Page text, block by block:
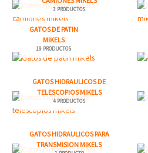
3 PRODUCTOS
GATOS DE PATIN
MIKELS
19 PRODUCTOS
GATOS HIDRAULICOS DE
TELESCOPIOS MIKELS
4 PRODUCTOS
GATOS HIDRAULICOS PARA
TRANSMISION MIKELS